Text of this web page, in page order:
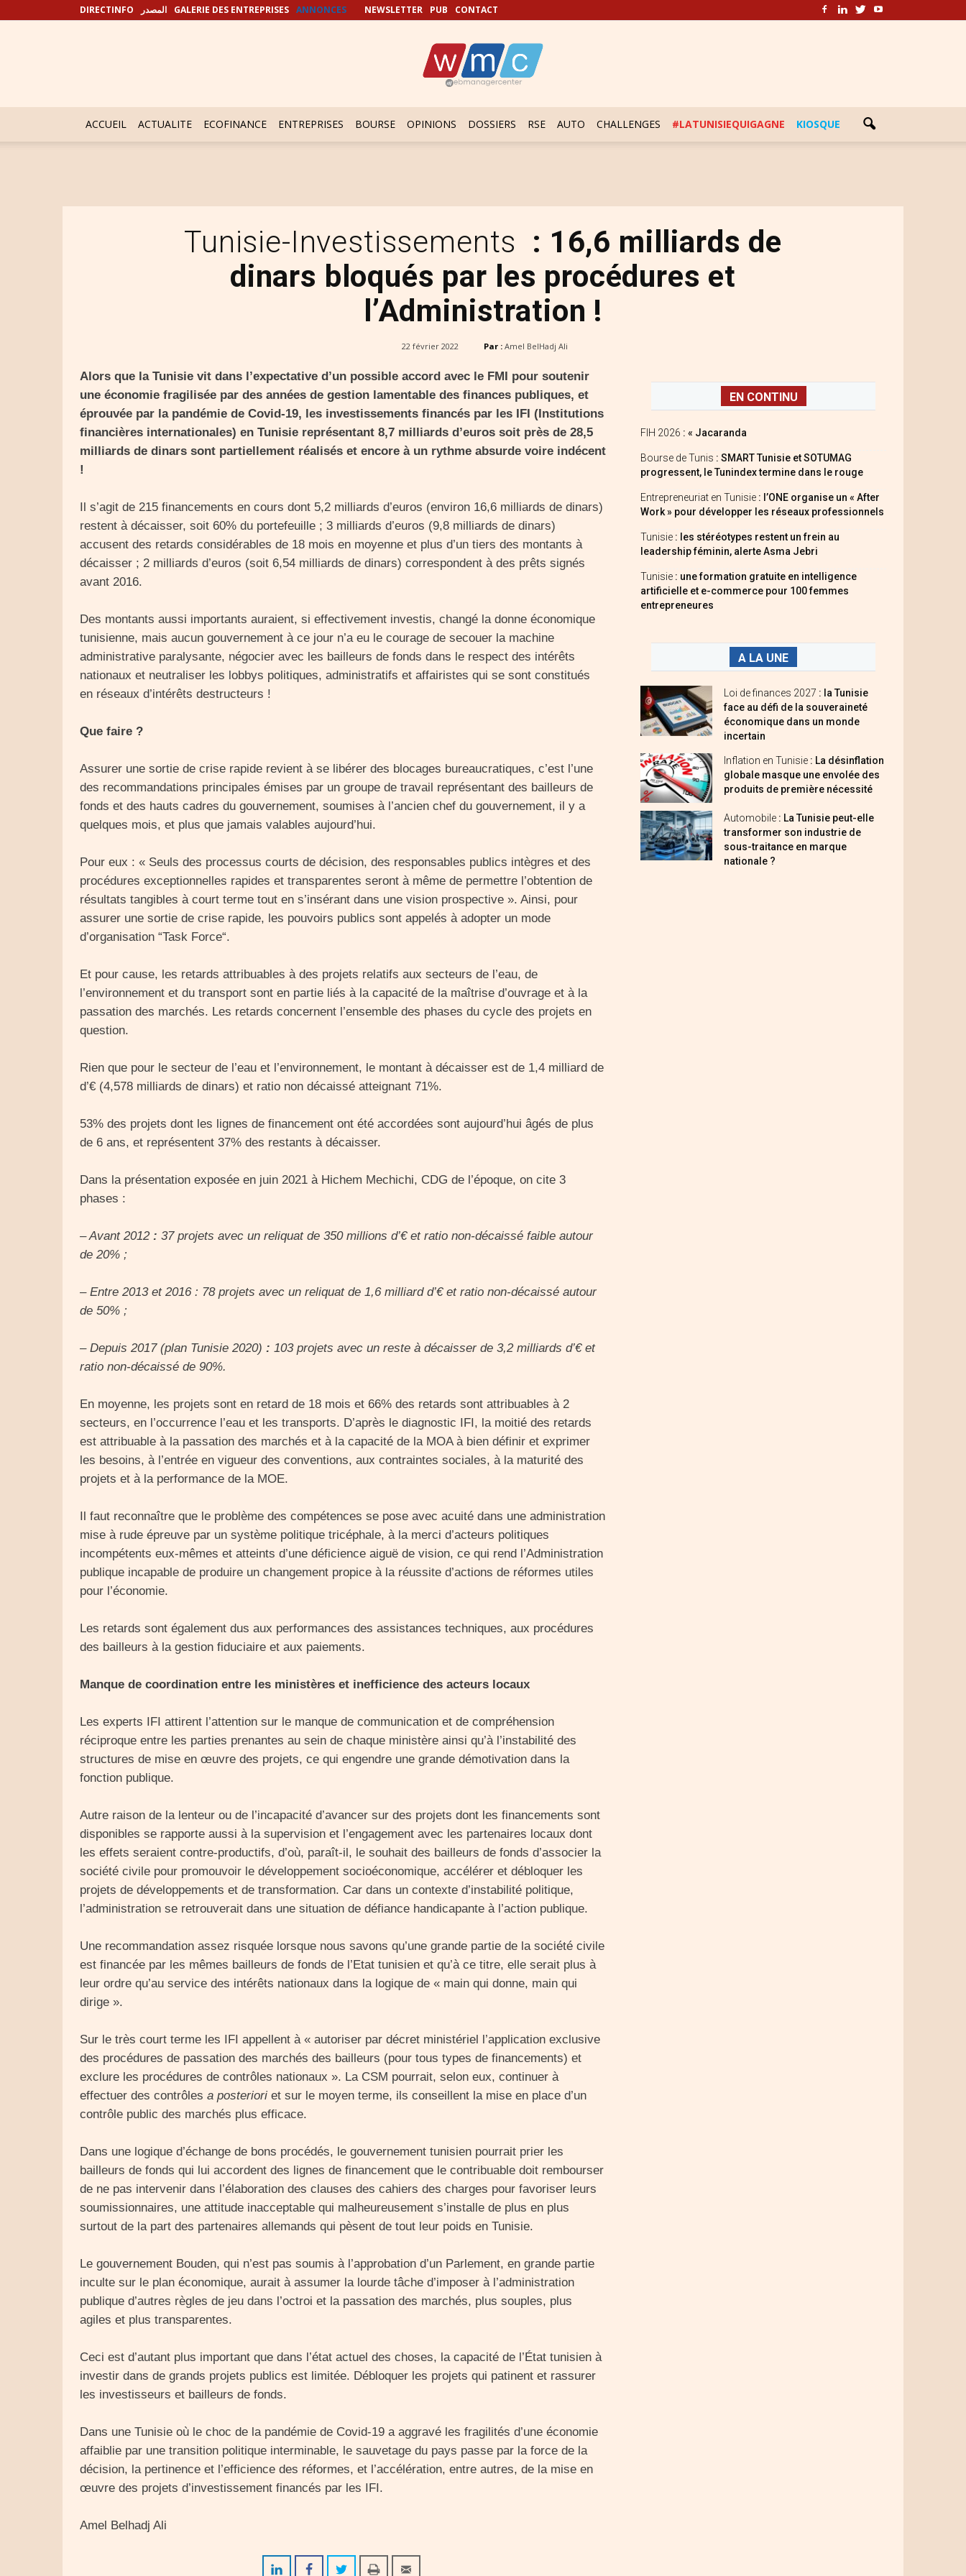
DIRECTINFO المصدر GALERIE DES ENTREPRISES ANNONCES NEWSLETTER PUB CONTACT
ACCUEIL ACTUALITE ECOFINANCE ENTREPRISES BOURSE OPINIONS DOSSIERS RSE AUTO CHALLENGES #LATUNISIEQUIGAGNE KIOSQUE
Tunisie-Investissements : 16,6 milliards de
dinars bloqués par les procédures et
l’Administration !
22 février 2022 Par : Amel BelHadj Ali
Alors que la Tunisie vit dans l’expectative d’un possible accord avec le FMI pour soutenir
une économie fragilisée par des années de gestion lamentable des finances publiques, et
éprouvée par la pandémie de Covid-19, les investissements financés par les IFI (Institutions
financières internationales) en Tunisie représentant 8,7 milliards d’euros soit près de 28,5
milliards de dinars sont partiellement réalisés et encore à un rythme absurde voire indécent
!
Il s’agit de 215 financements en cours dont 5,2 milliards d’euros (environ 16,6 milliards de dinars)
restent à décaisser, soit 60% du portefeuille ; 3 milliards d’euros (9,8 milliards de dinars)
accusent des retards considérables de 18 mois en moyenne et plus d’un tiers des montants à
décaisser ; 2 milliards d’euros (soit 6,54 milliards de dinars) correspondent à des prêts signés
avant 2016.
Des montants aussi importants auraient, si effectivement investis, changé la donne économique
tunisienne, mais aucun gouvernement à ce jour n’a eu le courage de secouer la machine
administrative paralysante, négocier avec les bailleurs de fonds dans le respect des intérêts
nationaux et neutraliser les lobbys politiques, administratifs et affairistes qui se sont constitués
en réseaux d’intérêts destructeurs !
Que faire ?
Assurer une sortie de crise rapide revient à se libérer des blocages bureaucratiques, c’est l’une
des recommandations principales émises par un groupe de travail représentant des bailleurs de
fonds et des hauts cadres du gouvernement, soumises à l’ancien chef du gouvernement, il y a
quelques mois, et plus que jamais valables aujourd’hui.
Pour eux : « Seuls des processus courts de décision, des responsables publics intègres et des
procédures exceptionnelles rapides et transparentes seront à même de permettre l’obtention de
résultats tangibles à court terme tout en s’insérant dans une vision prospective ». Ainsi, pour
assurer une sortie de crise rapide, les pouvoirs publics sont appelés à adopter un mode
d’organisation “Task Force“.
Et pour cause, les retards attribuables à des projets relatifs aux secteurs de l’eau, de
l’environnement et du transport sont en partie liés à la capacité de la maîtrise d’ouvrage et à la
passation des marchés. Les retards concernent l’ensemble des phases du cycle des projets en
question.
Rien que pour le secteur de l’eau et l’environnement, le montant à décaisser est de 1,4 milliard de
d’€ (4,578 milliards de dinars) et ratio non décaissé atteignant 71%.
53% des projets dont les lignes de financement ont été accordées sont aujourd’hui âgés de plus
de 6 ans, et représentent 37% des restants à décaisser.
Dans la présentation exposée en juin 2021 à Hichem Mechichi, CDG de l’époque, on cite 3
phases :
– Avant 2012: 37 projets avec un reliquat de 350 millions d’€ et ratio non-décaissé faible autour
de 20% ;
– Entre 2013 et 2016 : 78 projets avec un reliquat de 1,6 milliard d’€ et ratio non-décaissé autour
de 50% ;
– Depuis 2017 (plan Tunisie 2020) : 103 projets avec un reste à décaisser de 3,2 milliards d’€ et
ratio non-décaissé de 90%.
En moyenne, les projets sont en retard de 18 mois et 66% des retards sont attribuables à 2
secteurs, en l’occurrence l’eau et les transports. D’après le diagnostic IFI, la moitié des retards
est attribuable à la passation des marchés et à la capacité de la MOA à bien définir et exprimer
les besoins, à l’entrée en vigueur des conventions, aux contraintes sociales, à la maturité des
projets et à la performance de la MOE.
Il faut reconnaître que le problème des compétences se pose avec acuité dans une administration
mise à rude épreuve par un système politique tricéphale, à la merci d’acteurs politiques
incompétents eux-mêmes et atteints d’une déficience aiguë de vision, ce qui rend l’Administration
publique incapable de produire un changement propice à la réussite d’actions de réformes utiles
pour l’économie.
Les retards sont également dus aux performances des assistances techniques, aux procédures
des bailleurs à la gestion fiduciaire et aux paiements.
Manque de coordination entre les ministères et inefficience des acteurs locaux
Les experts IFI attirent l’attention sur le manque de communication et de compréhension
réciproque entre les parties prenantes au sein de chaque ministère ainsi qu’à l’instabilité des
structures de mise en œuvre des projets, ce qui engendre une grande démotivation dans la
fonction publique.
Autre raison de la lenteur ou de l’incapacité d’avancer sur des projets dont les financements sont
disponibles se rapporte aussi à la supervision et l’engagement avec les partenaires locaux dont
les effets seraient contre-productifs, d’où, paraît-il, le souhait des bailleurs de fonds d’associer la
société civile pour promouvoir le développement socioéconomique, accélérer et débloquer les
projets de développements et de transformation. Car dans un contexte d’instabilité politique,
l’administration se retrouverait dans une situation de défiance handicapante à l’action publique.
Une recommandation assez risquée lorsque nous savons qu’une grande partie de la société civile
est financée par les mêmes bailleurs de fonds de l’Etat tunisien et qu’à ce titre, elle serait plus à
leur ordre qu’au service des intérêts nationaux dans la logique de « main qui donne, main qui
dirige ».
Sur le très court terme les IFI appellent à « autoriser par décret ministériel l’application exclusive
des procédures de passation des marchés des bailleurs (pour tous types de financements) et
exclure les procédures de contrôles nationaux ». La CSM pourrait, selon eux, continuer à
effectuer des contrôles a posteriori et sur le moyen terme, ils conseillent la mise en place d’un
contrôle public des marchés plus efficace.
Dans une logique d’échange de bons procédés, le gouvernement tunisien pourrait prier les
bailleurs de fonds qui lui accordent des lignes de financement que le contribuable doit rembourser
de ne pas intervenir dans l’élaboration des clauses des cahiers des charges pour favoriser leurs
soumissionnaires, une attitude inacceptable qui malheureusement s’installe de plus en plus
surtout de la part des partenaires allemands qui pèsent de tout leur poids en Tunisie.
Le gouvernement Bouden, qui n’est pas soumis à l’approbation d’un Parlement, en grande partie
inculte sur le plan économique, aurait à assumer la lourde tâche d’imposer à l’administration
publique d’autres règles de jeu dans l’octroi et la passation des marchés, plus souples, plus
agiles et plus transparentes.
Ceci est d’autant plus important que dans l’état actuel des choses, la capacité de l’État tunisien à
investir dans de grands projets publics est limitée. Débloquer les projets qui patinent et rassurer
les investisseurs et bailleurs de fonds.
Dans une Tunisie où le choc de la pandémie de Covid-19 a aggravé les fragilités d’une économie
affaiblie par une transition politique interminable, le sauvetage du pays passe par la force de la
décision, la pertinence et l’efficience des réformes, et l’accélération, entre autres, de la mise en
œuvre des projets d’investissement financés par les IFI.
Amel Belhadj Ali
EN CONTINU
FIH 2026 : « Jacaranda
Bourse de Tunis : SMART Tunisie et SOTUMAG
progressent, le Tunindex termine dans le rouge
Entrepreneuriat en Tunisie : l’ONE organise un « After
Work » pour développer les réseaux professionnels
Tunisie : les stéréotypes restent un frein au
leadership féminin, alerte Asma Jebri
Tunisie : une formation gratuite en intelligence
artificielle et e-commerce pour 100 femmes
entrepreneures
A LA UNE
Loi de finances 2027 : la Tunisie
face au défi de la souveraineté
économique dans un monde
incertain
Inflation en Tunisie : La désinflation
globale masque une envolée des
produits de première nécessité
Automobile : La Tunisie peut-elle
transformer son industrie de
sous-traitance en marque
nationale ?